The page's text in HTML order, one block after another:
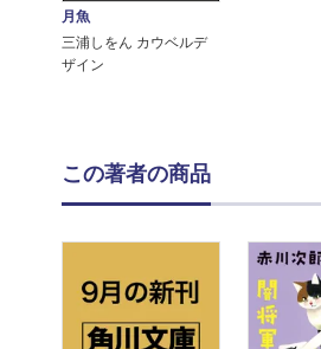
月魚
三浦しをん カウベルデ
ザイン
この著者の商品